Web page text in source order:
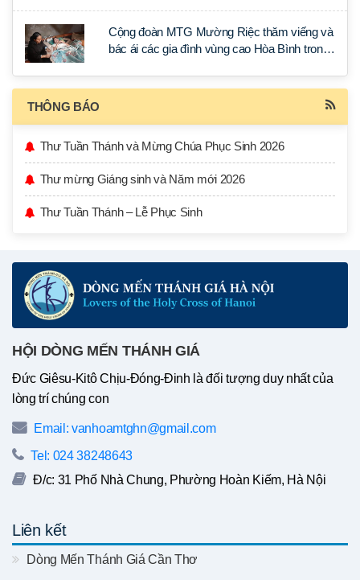
Cộng đoàn MTG Mường Riệc thăm viếng và
bác ái các gia đình vùng cao Hòa Bình trong
THÔNG BÁO
Thư Tuần Thánh và Mừng Chúa Phục Sinh 2026
Thư mừng Giáng sinh và Năm mới 2026
Thư Tuần Thánh – Lễ Phục Sinh
HỘI DÒNG MẾN THÁNH GIÁ
Đức Giêsu-Kitô Chịu-Đóng-Đinh là đối tượng duy nhất của
lòng trí chúng con
Email: vanhoamtghn@gmail.com
Tel: 024 38248643
Đ/c: 31 Phố Nhà Chung, Phường Hoàn Kiếm, Hà Nội
Liên kết
Dòng Mến Thánh Giá Cần Thơ